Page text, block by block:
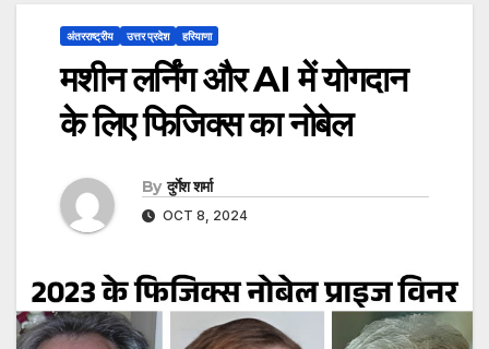
अंतरराष्ट्रीय उत्तर प्रदेश हरियाणा
मशीन लर्निंग और AI में योगदान
के लिए फिजिक्स का नोबेल
By दुर्गेश शर्मा
OCT 8, 2024